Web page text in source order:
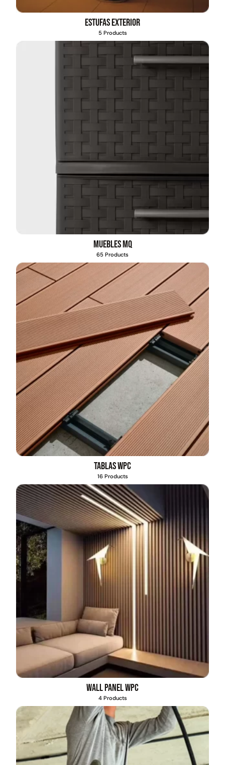
Estufas exterior
5 Products
Muebles MQ
65 Products
Tablas WPC
16 Products
Wall Panel WPC
4 Products